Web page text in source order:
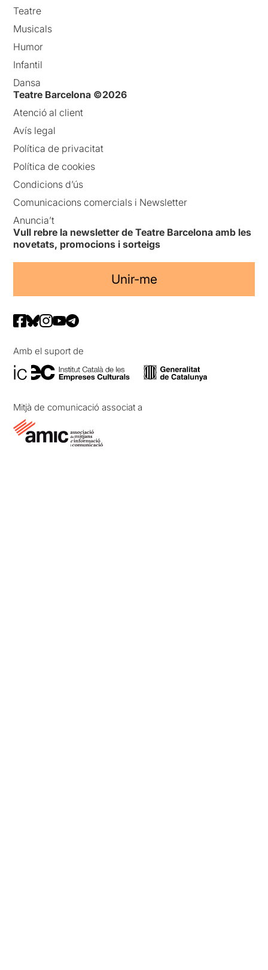
Teatre
Musicals
Humor
Infantil
Dansa
Teatre Barcelona ©2026
Atenció al client
Avís legal
Política de privacitat
Política de cookies
Condicions d’ús
Comunicacions comercials i Newsletter
Anuncia’t
Vull rebre la newsletter de Teatre Barcelona amb les
novetats, promocions i sorteigs
Unir-me
Amb el suport de
Mitjà de comunicació associat a